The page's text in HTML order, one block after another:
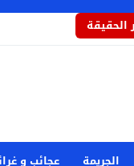
الجريمة عجائب و